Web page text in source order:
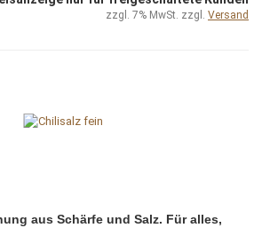
zzgl. 7% MwSt. zzgl. Versand
aus Schärfe und Salz. Für alles,